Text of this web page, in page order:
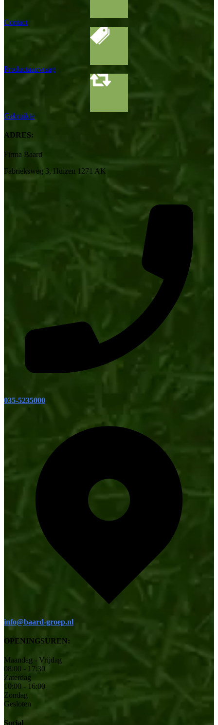
Contact
Productaanvraag
Gebruikte
ADRES:
Firma Baard
Fabrieksweg 3, Huizen 1271 AK
035-5235000
info@baard-groep.nl
OPENINGSUREN:
Maandag - Vrijdag
08:00 - 17:30
Zaterdag
10:00 - 16:00
Zondag
Gesloten
Social